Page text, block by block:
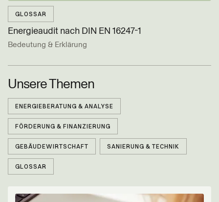
Energieaudit nach DIN EN 16247-1
GLOSSAR
Bedeutung & Erklärung
Unsere Themen
ENERGIEBERATUNG & ANALYSE
FÖRDERUNG & FINANZIERUNG
GEBÄUDEWIRTSCHAFT SANIERUNG & TECHNIK
GLOSSAR